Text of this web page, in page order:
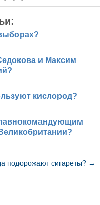
и Максим
кислород?
подорожают сигареты? →